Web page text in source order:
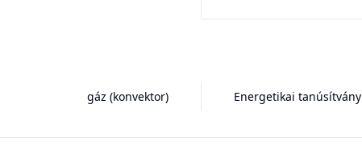
gáz (konvektor) Energetikai tanúsítvány